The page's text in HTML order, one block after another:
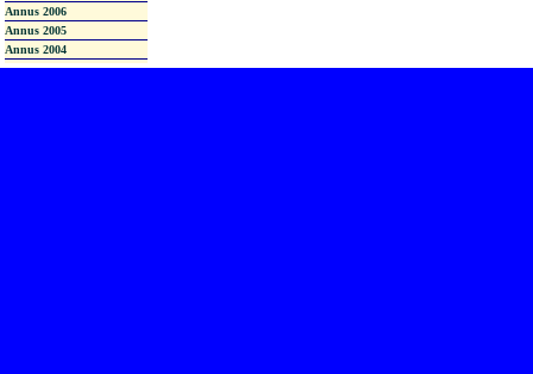
Annus 2006
Annus 2005
Annus 2004